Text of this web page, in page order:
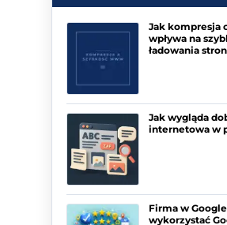
Jak kompresja
wpływa na
ładowania
Jak wygląda
internetowa w
Firma w Google
wykorzystać